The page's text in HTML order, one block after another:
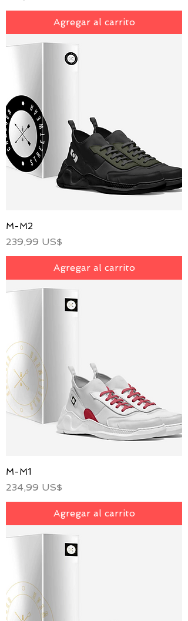
Agregar al carrito
M-M2
Precio
239,99 US$
Agregar al carrito
M-M1
Precio
234,99 US$
Agregar al carrito